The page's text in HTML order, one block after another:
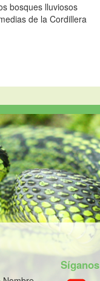
bosques lluviosos
de la Cordillera
Síganos